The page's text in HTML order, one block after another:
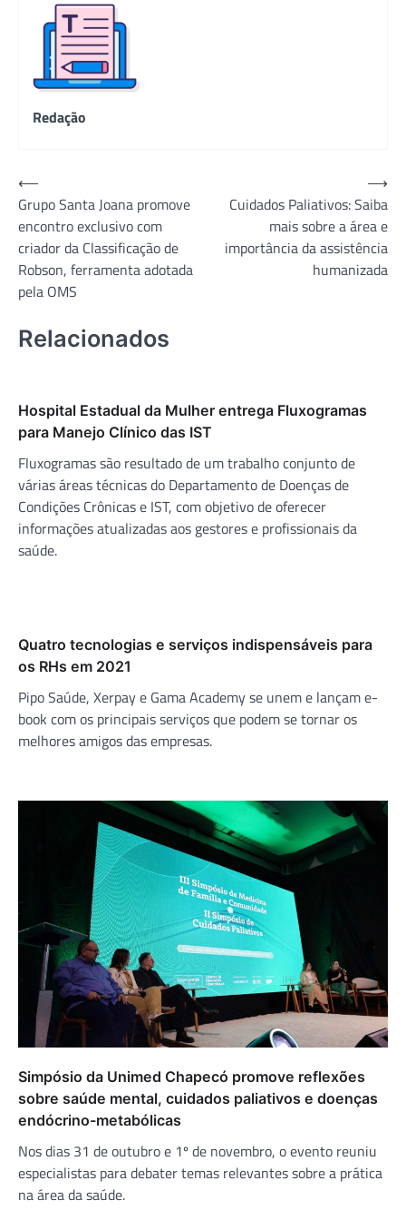
Redação
Navegação
de
Post
⟵
Grupo Santa Joana promove
encontro exclusivo com
criador da Classificação de
Robson, ferramenta adotada
pela OMS
Cuidados Paliativos: Saiba
mais sobre a área e
importância da assistência
humanizada
⟶
Relacionados
Hospital Estadual da Mulher entrega Fluxogramas
para Manejo Clínico das IST
Fluxogramas são resultado de um trabalho conjunto de
várias áreas técnicas do Departamento de Doenças de
Condições Crônicas e IST, com objetivo de oferecer
informações atualizadas aos gestores e profissionais da
saúde.
Quatro tecnologias e serviços indispensáveis para
os RHs em 2021
Pipo Saúde, Xerpay e Gama Academy se unem e lançam e-
book com os principais serviços que podem se tornar os
melhores amigos das empresas.
Simpósio da Unimed Chapecó promove reflexões
sobre saúde mental, cuidados paliativos e doenças
endócrino-metabólicas
Nos dias 31 de outubro e 1º de novembro, o evento reuniu
especialistas para debater temas relevantes sobre a prática
na área da saúde.